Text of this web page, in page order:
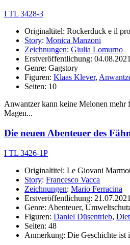
I TL 3428-3
Originaltitel: Rockerduck e il
Story: Monica Manzoni
Zeichnungen: Giulia Lomurno
Erstveröffentlichung: 04.08.2021
Genre: Gagstory
Figuren: Klaas Klever,
Seiten: 10
Anwantzer kann keine Melonen mehr
Magen...
Die neuen Abenteuer des
I TL 3426-1P
Originaltitel: Le Giovani
Story: Francesco Vacca
Zeichnungen: Mario Ferracina
Erstveröffentlichung: 21.07.2021
Genre: Abenteuer,
Figuren: Daniel Düsentrieb,
Seiten: 48
Anmerkung: Die Geschichte ist